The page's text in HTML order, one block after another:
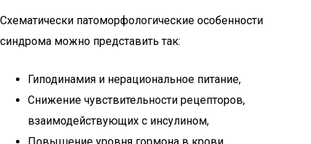
Схематически патоморфологические особенности
синдрома можно представить так:
Гиподинамия и нерациональное питание,
Снижение чувствительности рецепторов,
взаимодействующих с инсулином,